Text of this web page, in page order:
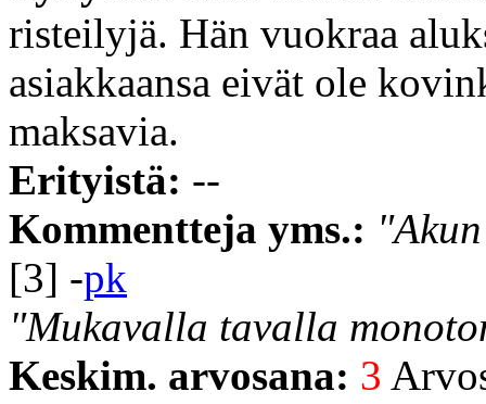
risteilyjä. Hän vuokraa
asiakkaansa eivät ole
maksavia.
Erityistä: --
Kommentteja yms.:
[3] -pk
"Mukavalla tavalla
Keskim. arvosana: 3